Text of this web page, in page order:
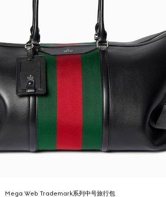
Mega Web Trademark系列中号旅行包